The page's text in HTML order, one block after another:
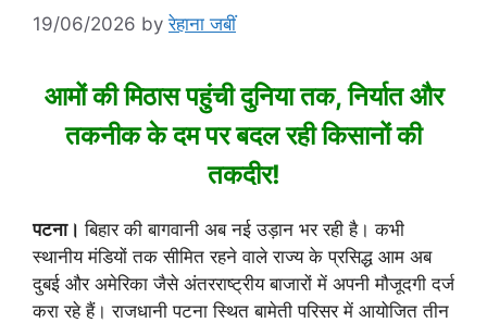
19/06/2026 byरेहाना जबीं
आमों की मिठास पहुंची दुनिया तक, निर्यात और
तकनीक के दम पर बदल रही किसानों की
तकदीर!
पटना। बिहार की बागवानी अब नई उड़ान भर रही है। कभी
स्थानीय मंडियों तक सीमित रहने वाले राज्य के प्रसिद्ध आम अब
दुबई और अमेरिका जैसे अंतरराष्ट्रीय बाजारों में अपनी मौजूदगी दर्ज
करा रहे हैं। राजधानी पटना स्थित बामेती परिसर में आयोजित तीन